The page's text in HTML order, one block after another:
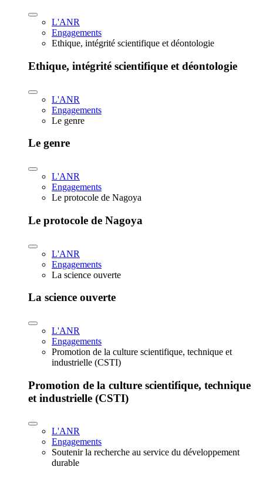
L'ANR
Engagements
Ethique, intégrité scientifique et déontologie
Ethique, intégrité scientifique et déontologie
L'ANR
Engagements
Le genre
Le genre
L'ANR
Engagements
Le protocole de Nagoya
Le protocole de Nagoya
L'ANR
Engagements
La science ouverte
La science ouverte
L'ANR
Engagements
Promotion de la culture scientifique, technique et
industrielle (CSTI)
Promotion de la culture scientifique, technique
et industrielle (CSTI)
L'ANR
Engagements
Soutenir la recherche au service du développement
durable